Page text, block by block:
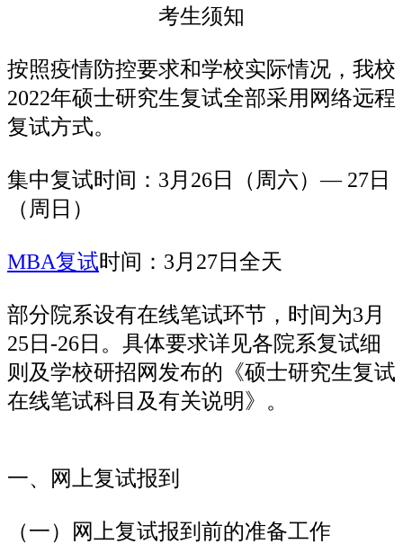
考生须知
按照疫情防控要求和学校实际情况，我校
2022年硕士研究生复试全部采用网络远程
复试方式。
集中复试时间：3月26日（周六）— 27日
（周日）
MBA复试时间：3月27日全天
部分院系设有在线笔试环节，时间为3月
25日-26日。具体要求详见各院系复试细
则及学校研招网发布的《硕士研究生复试
在线笔试科目及有关说明》。
一、网上复试报到
（一）网上复试报到前的准备工作